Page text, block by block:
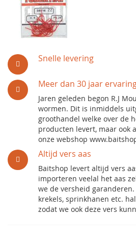
Snelle levering
Meer dan 30 jaar
Jaren geleden begon R.J
wormen. Dit is inmiddels
groothandel welke over de
producten levert, maar ook
onze webshop
Altijd vers aas
Baitshop levert altijd vers
importeren veelal het aas
we de versheid
krekels, sprinkhanen etc.
zodat we ook deze vers